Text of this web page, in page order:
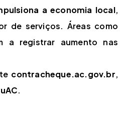
a economia local,
de serviços. Áreas como
a registrar aumento nas
contracheque.ac.gov.br,
.